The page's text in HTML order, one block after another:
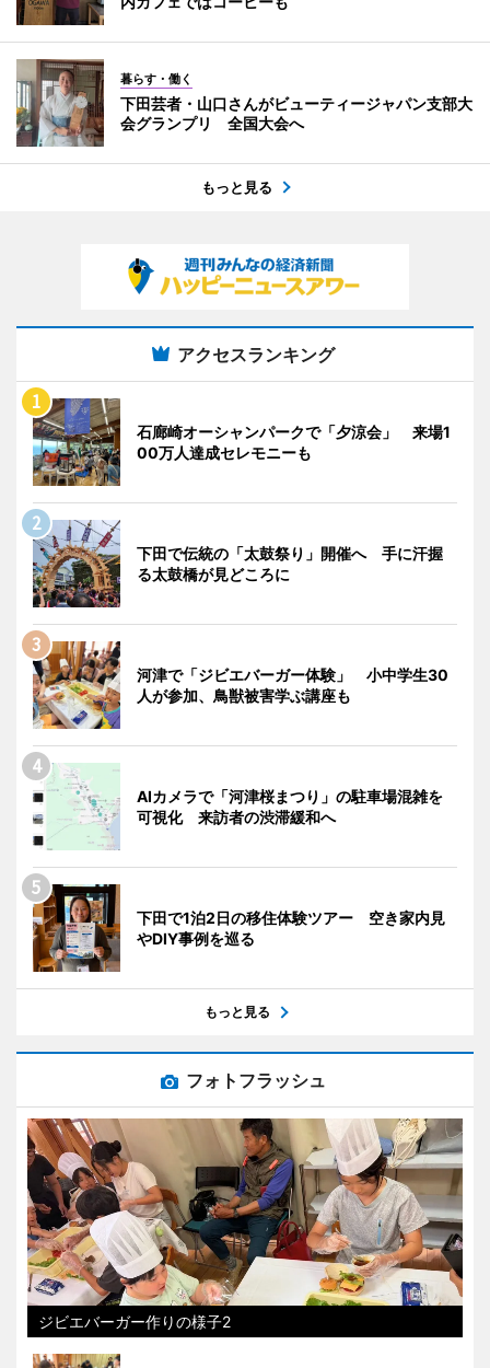
暮らす・働く
下田芸者・山口さんがビューティージャパン支部大
会グランプリ 全国大会へ
もっと見る
アクセスランキング
石廊崎オーシャンパークで「夕涼会」 来場1
00万人達成セレモニーも
下田で伝統の「太鼓祭り」開催へ 手に汗握
る太鼓橋が見どころに
河津で「ジビエバーガー体験」 小中学生30
人が参加、鳥獣被害学ぶ講座も
AIカメラで「河津桜まつり」の駐車場混雑を
可視化 来訪者の渋滞緩和へ
下田で1泊2日の移住体験ツアー 空き家内見
やDIY事例を巡る
もっと見る
フォトフラッシュ
ジビエバーガー作りの様子2